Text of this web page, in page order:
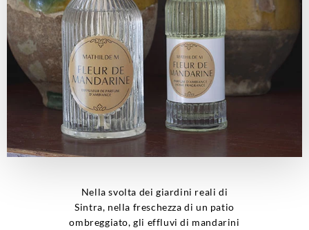
Nella svolta dei giardini reali di
Sintra, nella freschezza di un patio
ombreggiato, gli effluvi di mandarini